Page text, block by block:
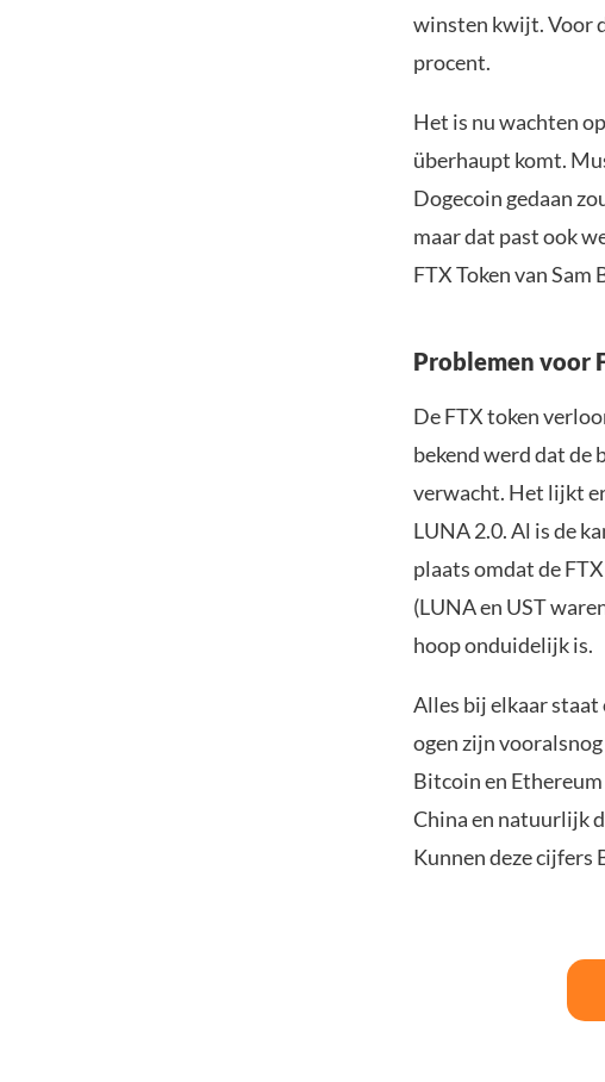
winsten kwijt. Voor
procent.
Het is nu wachten
überhaupt komt.
Dogecoin gedaan
maar dat past ook
FTX Token van Sam
Problemen voor
De FTX token
bekend werd dat de
verwacht. Het lijkt
LUNA 2.0. Al is de
plaats omdat de
(LUNA en UST
hoop onduidelijk is.
Alles bij elkaar
ogen zijn
Bitcoin en
China en natuurlijk
Kunnen deze cijfers